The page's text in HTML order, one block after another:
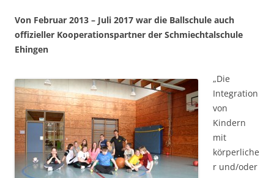
Von Februar 2013 – Juli 2017 war die Ballschule auch
offizieller Kooperationspartner der Schmiechtalschule
Ehingen
„Die
Integration
von
Kindern
mit
körperliche
r und/oder